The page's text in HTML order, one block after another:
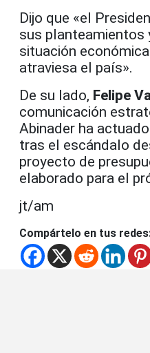
Dijo que «el
sus planteamientos
situación
atraviesa el país».
De su lado, Felipe
comunicación
Abinader ha
tras el escándalo
proyecto de
elaborado para el
jt/am
Compártelo en tus